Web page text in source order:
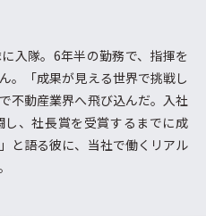
入隊。6年半の勤務で、指揮を
。「成果が見える世界で挑戦し
不動産業界へ飛び込んだ。入社
、社長賞を受賞するまでに成
と語る彼に、当社で働くリアル